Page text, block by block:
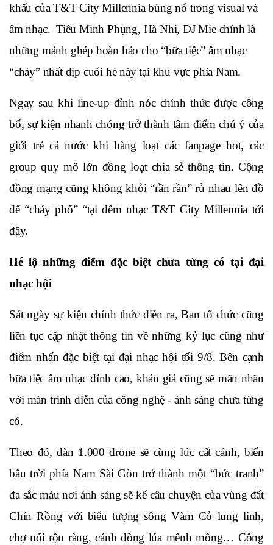
khấu của T&T City Millennia bùng nổ trong visual và
âm nhạc.  Tiêu Minh Phụng, Hà Nhi, DJ Mie chính là
những mảnh ghép hoàn hảo cho “bữa tiệc” âm nhạc
“cháy” nhất dịp cuối hè này tại khu vực phía Nam.
Ngay sau khi line-up đỉnh nóc chính thức được công
bố, sự kiện nhanh chóng trở thành tâm điểm chú ý của
giới trẻ cả nước khi hàng loạt các fanpage hot, các
group quy mô lớn đồng loạt chia sẻ thông tin. Cộng
đồng mạng cũng không khỏi “rần rần” rủ nhau lên đồ
để “cháy phố” “tại đêm nhạc T&T City Millennia tới
đây.
Hé lộ những điểm đặc biệt chưa từng có tại đại
nhạc hội
Sát ngày sự kiện chính thức diễn ra, Ban tổ chức cũng
liên tục cập nhật thông tin về những kỷ lục cũng như
điểm nhấn đặc biệt tại đại nhạc hội tối 9/8. Bên cạnh
bữa tiệc âm nhạc đỉnh cao, khán giả cũng sẽ mãn nhãn
với màn trình diễn của công nghệ - ánh sáng chưa từng
có.
Theo đó, dàn 1.000 drone sẽ cùng lúc cất cánh, biến
bầu trời phía Nam Sài Gòn trở thành một “bức tranh”
đa sắc màu nơi ánh sáng sẽ kể câu chuyện của vùng đất
Chín Rồng với biểu tượng sông Vàm Cỏ lung linh,
chợ nổi rộn ràng, cánh đồng lúa mênh mông… Công